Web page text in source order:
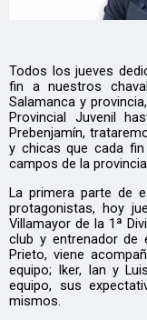
Todos los jueves
fin a nuestros
Salamanca y
Provincial Juvenil
Prebenjamín,
y chicas que cada
campos de la
La primera parte de
protagonistas, hoy
Villamayor de la 1ª
club y entrenador de
Prieto, viene
equipo; Iker, Ian y
equipo, sus
mismos.